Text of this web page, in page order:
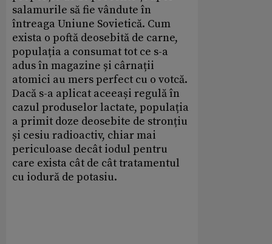
salamurile să fie vândute în
întreaga Uniune Sovietică. Cum
exista o poftă deosebită de carne,
populația a consumat tot ce s-a
adus în magazine și cârnații
atomici au mers perfect cu o votcă.
Dacă s-a aplicat aceeași regulă în
cazul produselor lactate, populația
a primit doze deosebite de stronțiu
și cesiu radioactiv, chiar mai
periculoase decât iodul pentru
care exista cât de cât tratamentul
cu iodură de potasiu.